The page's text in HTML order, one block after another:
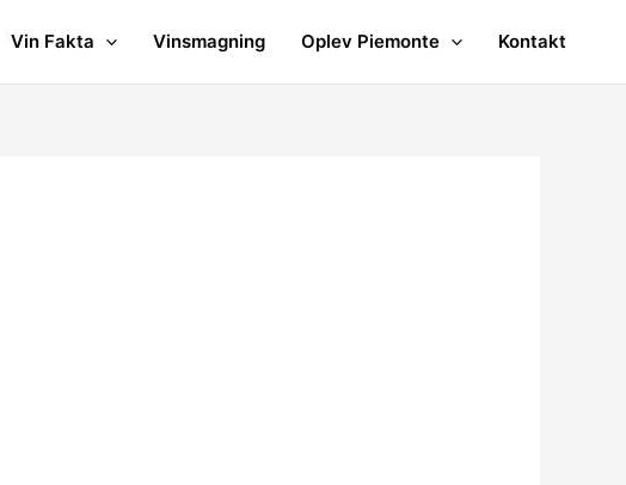
Vin Fakta Vinsmagning Oplev Piemonte Kontakt